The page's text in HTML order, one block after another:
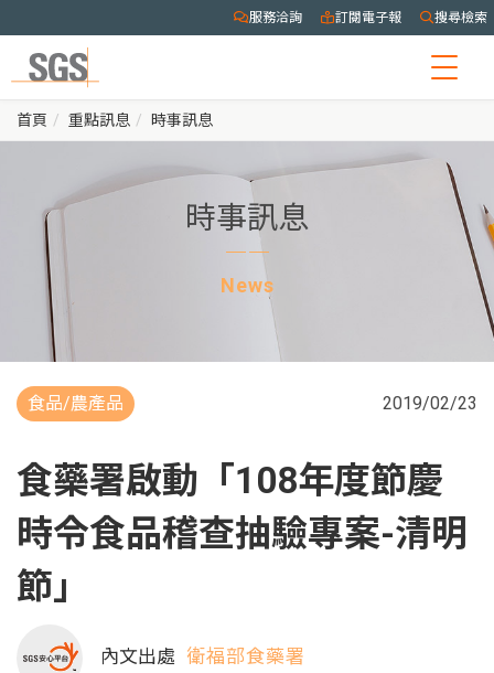
服務洽詢 訂閱電子報 搜尋檢索
首頁 重點訊息 時事訊息
時事訊息
News
食品/農產品 2019/02/23
食藥署啟動「108年度節慶
時令食品稽查抽驗專案-清明
節」
內文出處 衛福部食藥署